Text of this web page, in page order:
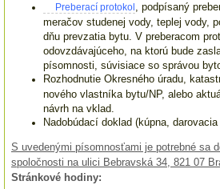
Preberací protokol , podpísaný
meračov studenej vody, teplej vody,
dňu prevzatia bytu. V preberacom
odovzdávajúceho, na ktorú bude
písomnosti, súvisiace so správou
Rozhodnutie Okresného úradu,
nového vlastníka bytu/NP, alebo
návrh na vklad.
Nadobúdací doklad (kúpna,
S uvedenými písomnosťami je potrebné sa
spoločnosti na ulici Bebravská 34, 821 07
Stránkové hodiny: